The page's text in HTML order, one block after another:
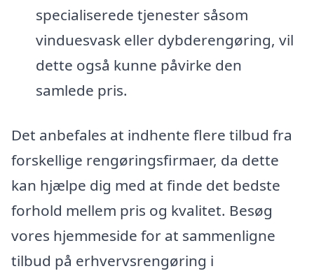
specialiserede tjenester såsom
vinduesvask eller dybderengøring, vil
dette også kunne påvirke den
samlede pris.
Det anbefales at indhente flere tilbud fra
forskellige rengøringsfirmaer, da dette
kan hjælpe dig med at finde det bedste
forhold mellem pris og kvalitet. Besøg
vores hjemmeside for at sammenligne
tilbud på erhvervsrengøring i